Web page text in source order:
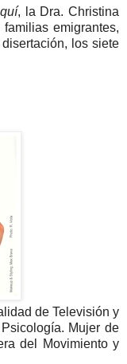
, la Dra. Christina
emigrantes,
los siete
de Televisión y
Mujer de
del Movimiento y